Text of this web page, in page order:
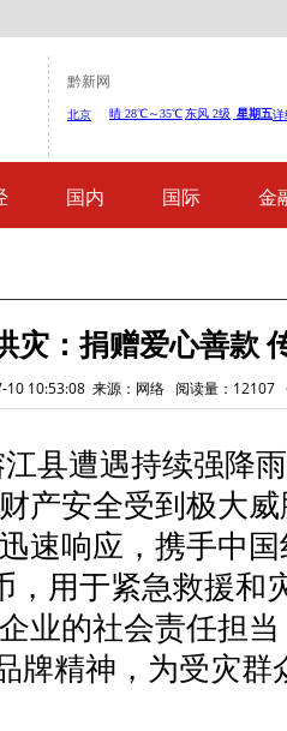
黔新网
国内 国际 金
灾：捐赠爱心善款
10 10:53:08 来源：网络 阅读量：12107
县遭遇持续强降
产安全受到极大
速响应，携手中
，用于紧急救援和
业的社会责任担
牌精神，为受灾群